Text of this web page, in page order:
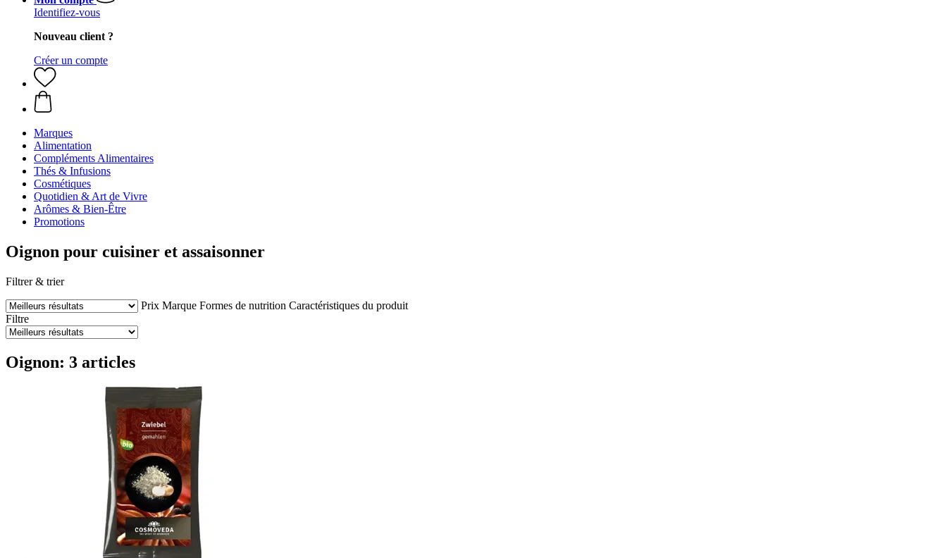
Identifiez-vous
Nouveau client ?
Créer un compte
Marques
Alimentation
Compléments Alimentaires
Thés & Infusions
Cosmétiques
Quotidien & Art de Vivre
Arômes & Bien-Être
Promotions
Oignon pour cuisiner et assaisonner
Filtrer & trier
Prix Marque Formes de nutrition Caractéristiques du produit
Filtre
Oignon: 3 articles